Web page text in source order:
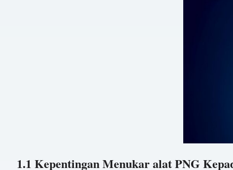
1.1 Kepentingan Menukar alat PNG